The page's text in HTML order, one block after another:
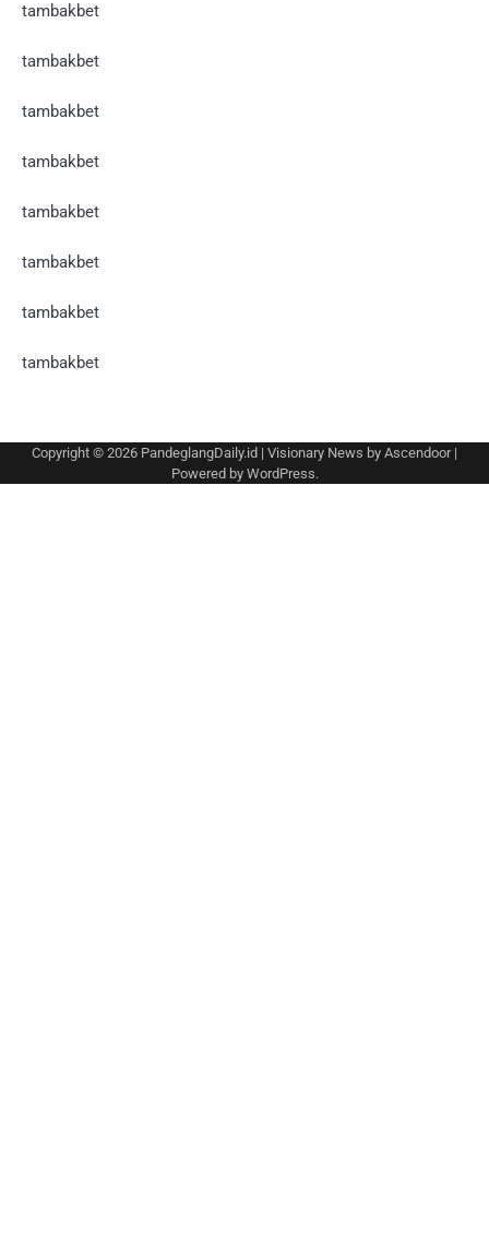
tambakbet
tambakbet
tambakbet
tambakbet
tambakbet
tambakbet
tambakbet
tambakbet
Copyright © 2026 PandeglangDaily.id | Visionary News by Ascendoor|
Powered by WordPress.